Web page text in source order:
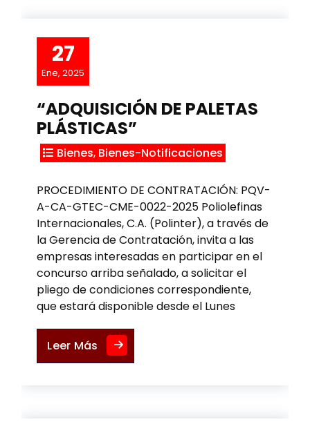
27
Ene, 2025
“ADQUISICIÓN DE PALETAS
PLÁSTICAS”
Bienes, Bienes-Notificaciones
PROCEDIMIENTO DE CONTRATACIÓN: PQV-
A-CA-GTEC-CME-0022-2025 Poliolefinas
Internacionales, C.A. (Polinter), a través de
la Gerencia de Contratación, invita a las
empresas interesadas en participar en el
concurso arriba señalado, a solicitar el
pliego de condiciones correspondiente,
que estará disponible desde el Lunes
Leer Más “ADQUISICIÓN DE PALETAS